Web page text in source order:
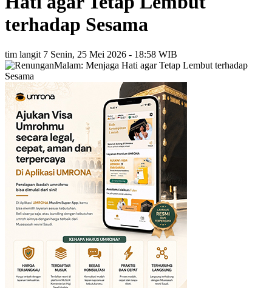
terhadap Sesama
tim langit 7 Senin, 25 Mei 2026 - 18:58 WIB